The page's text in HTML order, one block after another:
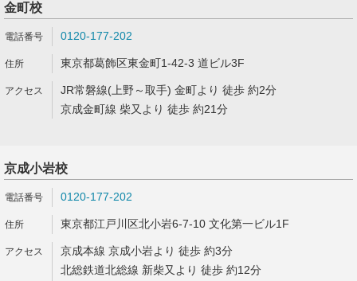
金町校
0120-177-202
東京都葛飾区東金町1-42-3 道ビル3F
JR常磐線(上野～取手) 金町より 徒歩 約2分
京成金町線 柴又より 徒歩 約21分
京成小岩校
0120-177-202
東京都江戸川区北小岩6-7-10 文化第一ビル1F
京成本線 京成小岩より 徒歩 約3分
北総鉄道北総線 新柴又より 徒歩 約12分